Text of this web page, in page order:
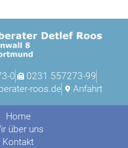
0
0231 557273-99
roos.de
Anfahrt
Home
über uns
Kontakt